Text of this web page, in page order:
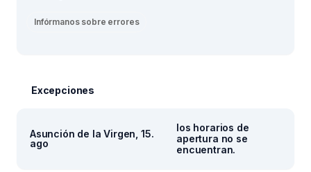
Infórmanos sobre errores
Excepciones
Asunción de la Virgen, 15.
ago
los horarios de
apertura no se
encuentran.